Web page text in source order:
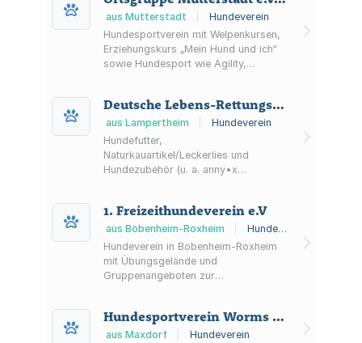
aus Mutterstadt
Hundeverein
Hundesportverein mit Welpenkursen,
Erziehungskurs „Mein Hund und ich“
sowie Hundesport wie Agility,
Deutsche Lebens-Rettungs-Gesellschaft Landesverband Hessen Kreisverband Bergstraße Ortsverband Lampertheim e.V.
aus Lampertheim
Hundeverein
Hundefutter,
Naturkauartikel/Leckerlies und
Hundezubehör (u. a. anny•x
zur Hundeernährung sowie Allergien
und Unverträglichkeiten.
1. Freizeithundeverein e.V
aus Bobenheim-Roxheim
Hundeverein
Hundeverein in Bobenheim-Roxheim
mit Übungsgelände und
Gruppenangeboten zur
Veranstaltungen werden über einen
Terminkalender organisiert.
Hundesportverein Worms e.V.
aus Maxdorf Hundeverein